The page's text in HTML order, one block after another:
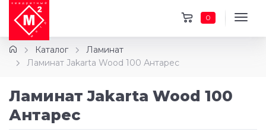
0
Каталог
Ламинат
Ламинат Jakarta Wood 100 Антарес
Ламинат Jakarta Wood 100
Антарес